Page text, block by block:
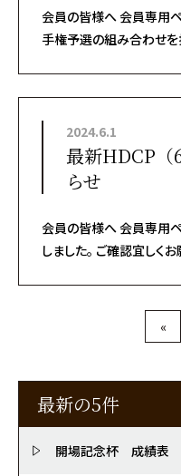
会員の皆様へ 会員専用
手権予選の組み合わせを
2024.6.1
最新HDCP（
らせ
会員の皆様へ 会員専用
しました。 ご確認宜しくお
«
最新の5件
開場記念杯 成績表